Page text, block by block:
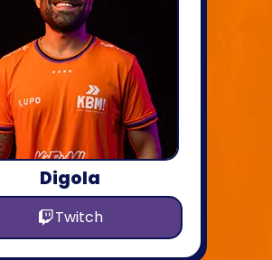
Digola
Twitch